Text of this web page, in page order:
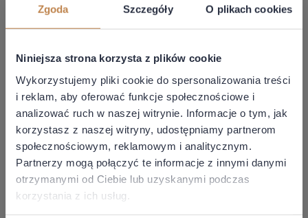
Zgoda Szczegóły O plikach cookies
Niniejsza strona korzysta z plików cookie
Wykorzystujemy pliki cookie do spersonalizowania treści
i reklam, aby oferować funkcje społecznościowe i
analizować ruch w naszej witrynie. Informacje o tym, jak
korzystasz z naszej witryny, udostępniamy partnerom
społecznościowym, reklamowym i analitycznym.
Partnerzy mogą połączyć te informacje z innymi danymi
otrzymanymi od Ciebie lub uzyskanymi podczas
korzystania z ich usług.
Jacek
Stan prawny: 25.05.2026
Bez abonamentu: 99,00 zł
Z abonamentem: 0,00 zł
Więcej